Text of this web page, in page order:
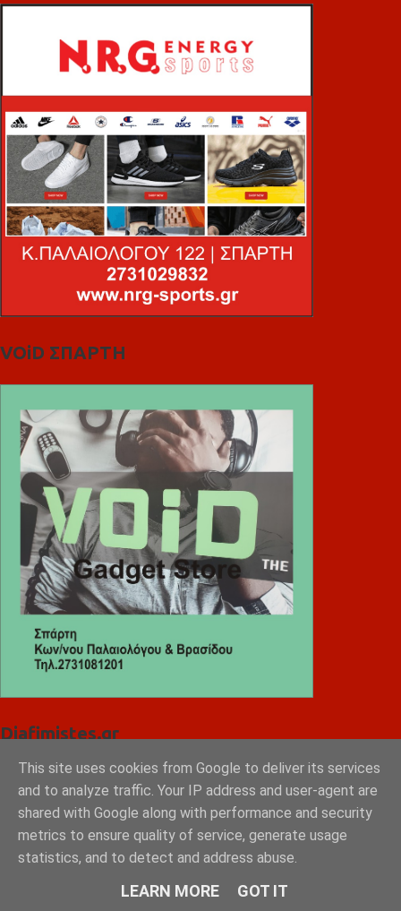
VOiD ΣΠΑΡΤΗ
Diafimistes.gr
This site uses cookies from Google to deliver its services
and to analyze traffic. Your IP address and user-agent are
shared with Google along with performance and security
metrics to ensure quality of service, generate usage
statistics, and to detect and address abuse.
LEARN MORE GOT IT